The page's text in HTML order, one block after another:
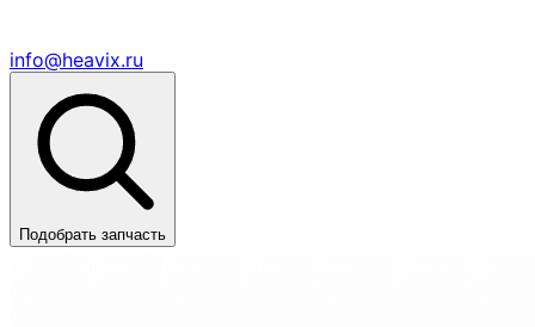
info@heavix.ru
Подобрать запчасть